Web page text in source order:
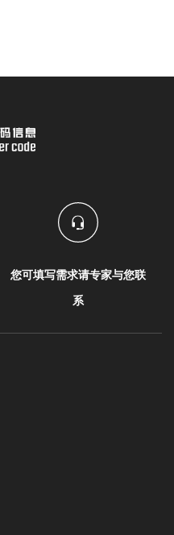
您可填写需求请专家与您联
系